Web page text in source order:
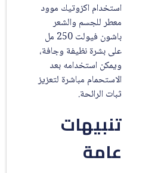
استخدام اكزوتيك موود
معطر للجسم والشعر
باشون فيولت 250 مل
على بشرة نظيفة وجافة،
ويمكن استخدامه بعد
الاستحمام مباشرة لتعزيز
ثبات الرائحة.
تنبيهات
عامة